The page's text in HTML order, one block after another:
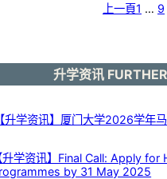
上一頁1 … 9
升学资讯
【升学资讯】厦门大学2026学年
升学资讯】Final Call: Apply
by 31 May 2025